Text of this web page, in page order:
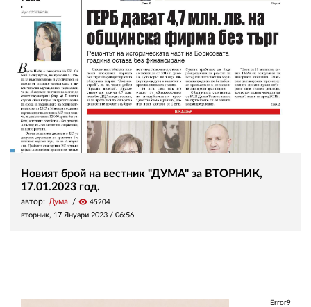
Новият брой на вестник "ДУМА" за ВТОРНИК,
17.01.2023 год.
автор: Дума visibility 45204
вторник, 17 Януари 2023 / 06:56
Error9